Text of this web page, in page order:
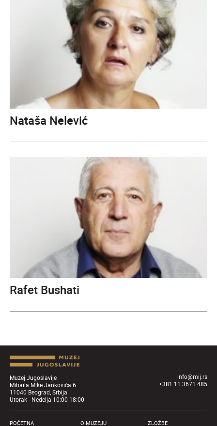
Nataša Nelević
Rafet Bushati
Muzej Jugoslavije
Mihaila Mike Jankovića 6
11040 Beograd, Srbija
Utorak - Nedelja 10:00-18:00
info@mij.rs
+381 11 3671 485
POČETNA O MUZEJU IZLOŽBE